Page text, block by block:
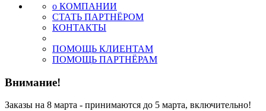
о КОМПАНИИ
СТАТЬ ПАРТНЁРОМ
КОНТАКТЫ
ПОМОЩЬ КЛИЕНТАМ
ПОМОЩЬ ПАРТНЁРАМ
Внимание!
Заказы на 8 марта - принимаются до 5 марта, включительно!